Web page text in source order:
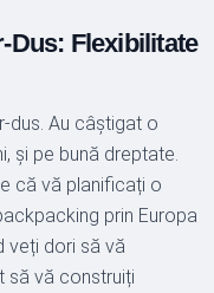
Dus: Flexibilitate
dus. Au câștigat o
și pe bună dreptate.
că vă planificați o
prin Europa
veți dori să vă
să vă construiți